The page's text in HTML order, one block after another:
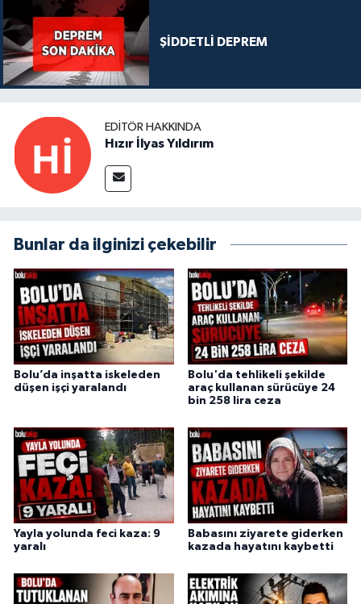
ŞİDDETLİ DEPREM
EDITÖR HAKKINDA
Hızır İlyas Yıldırım
Bunlar da ilginizi çekebilir
Bolu’da inşatta iskeleden
düşen işçi yaralandı
Bolu'da tehlikeli şekilde
araç kullanan sürücüye 24
bin 258 lira ceza
Yayla yolunda feci kaza: 9
yaralı
Babasını ziyarete giderken
kazada hayatını kaybetti